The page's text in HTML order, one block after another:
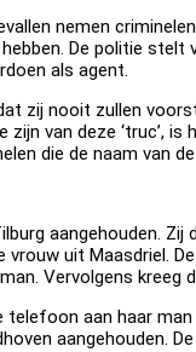
nemen
De politie
als agent.
zij nooit zullen
van deze ‘truc’,
die de naam van
aangehouden.
uit Maasdriel.
Vervolgens
aan haar
aangehouden.